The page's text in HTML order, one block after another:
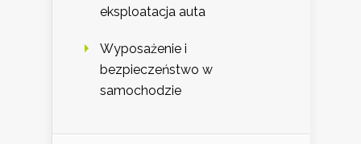
eksploatacja auta
Wyposażenie i
bezpieczeństwo w
samochodzie